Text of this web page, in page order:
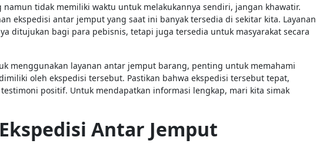
tidak memiliki waktu untuk melakukannya sendiri, jangan khawatir.
ekspedisi antar jemput yang saat ini banyak tersedia di sekitar kita. Layanan
ditujukan bagi para pebisnis, tetapi juga tersedia untuk masyarakat secara
menggunakan layanan antar jemput barang, penting untuk memahami
oleh ekspedisi tersebut. Pastikan bahwa ekspedisi tersebut tepat,
positif. Untuk mendapatkan informasi lengkap, mari kita simak
Antar Jemput